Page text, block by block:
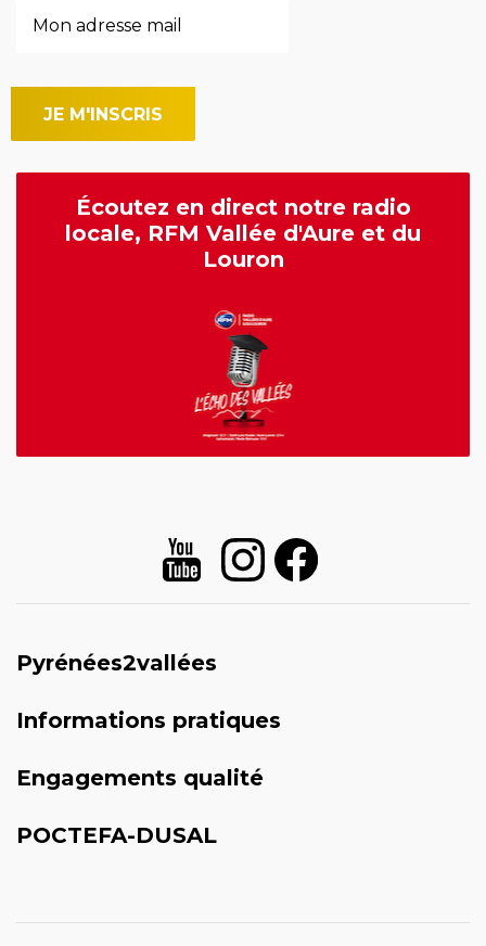
Écoutez en direct notre radio
locale, RFM Vallée d'Aure et du
Louron
Pyrénées2vallées
Informations pratiques
Engagements qualité
POCTEFA-DUSAL